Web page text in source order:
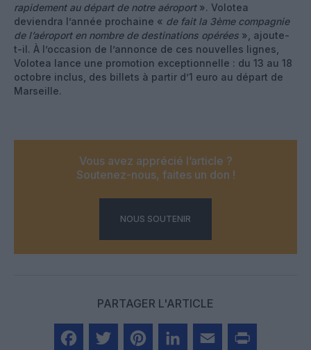
rapidement au départ de notre aéroport». Volotea
deviendra l’année prochaine « de fait la 3ème compagnie
de l’aéroport en nombre de destinations opérées », ajoute-
t-il. À l’occasion de l’annonce de ces nouvelles lignes,
Volotea lance une promotion exceptionnelle : du 13 au 18
octobre inclus, des billets à partir d’1 euro au départ de
Marseille.
Vous avez apprécié l’article ?
Soutenez-nous, faites un don !
NOUS SOUTENIR
PARTAGER L'ARTICLE